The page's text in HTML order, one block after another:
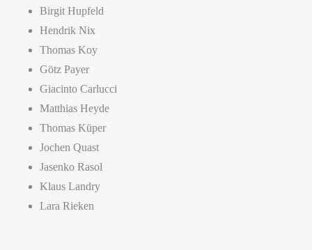
Birgit Hupfeld
Hendrik Nix
Thomas Koy
Götz Payer
Giacinto Carlucci
Matthias Heyde
Thomas Küper
Jochen Quast
Jasenko Rasol
Klaus Landry
Lara Rieken